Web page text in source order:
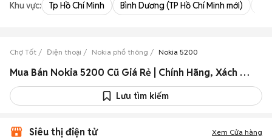
Khu vực: Tp Hồ Chí Minh Bình Dương (TP Hồ Chí Minh mới)
Chợ Tốt Điện thoại Nokia phổ thông Nokia 5200
Mua Bán Nokia 5200 Cũ Giá Rẻ | Chính Hãng, Xách Tay 2026
Lưu tìm kiếm
Siêu thị điện tử Xem Cửa hàng